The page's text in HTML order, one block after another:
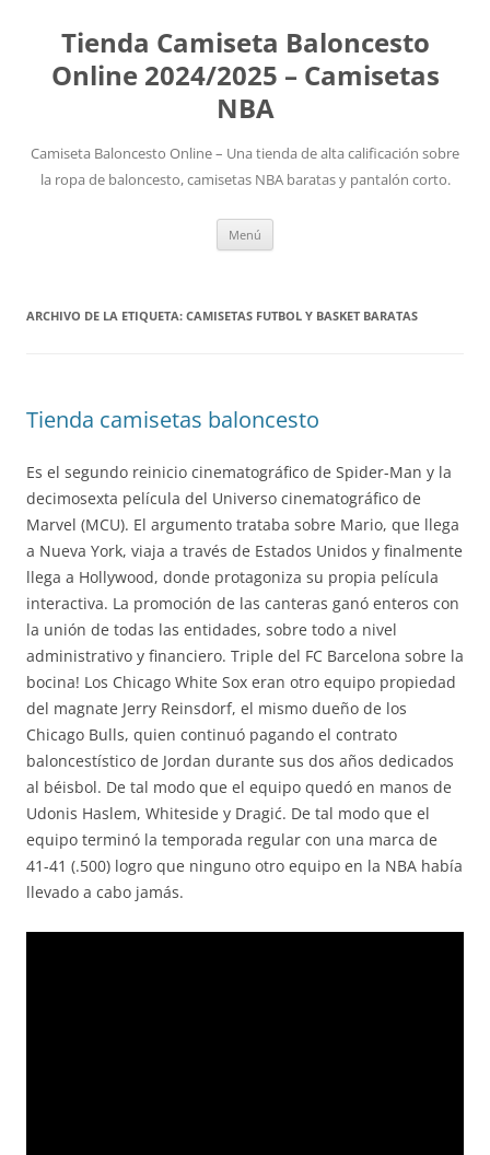
Tienda Camiseta Baloncesto
Online 2024/2025 – Camisetas
NBA
Camiseta Baloncesto Online – Una tienda de alta calificación sobre
la ropa de baloncesto, camisetas NBA baratas y pantalón corto.
Menú
ARCHIVO DE LA ETIQUETA: CAMISETAS FUTBOL Y BASKET BARATAS
Tienda camisetas baloncesto
Es el segundo reinicio cinematográfico de Spider-Man y la
decimosexta película del Universo cinematográfico de
Marvel (MCU). El argumento trataba sobre Mario, que llega
a Nueva York, viaja a través de Estados Unidos y finalmente
llega a Hollywood, donde protagoniza su propia película
interactiva. La promoción de las canteras ganó enteros con
la unión de todas las entidades, sobre todo a nivel
administrativo y financiero. Triple del FC Barcelona sobre la
bocina! Los Chicago White Sox eran otro equipo propiedad
del magnate Jerry Reinsdorf, el mismo dueño de los
Chicago Bulls, quien continuó pagando el contrato
baloncestístico de Jordan durante sus dos años dedicados
al béisbol. De tal modo que el equipo quedó en manos de
Udonis Haslem, Whiteside y Dragić. De tal modo que el
equipo terminó la temporada regular con una marca de
41-41 (.500) logro que ninguno otro equipo en la NBA había
llevado a cabo jamás.